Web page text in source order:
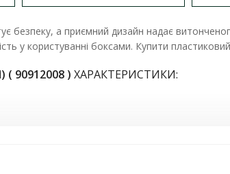
безпеку, а приємний дизайн надає
у користуванні боксами. Купити
( 90912008 ) ХАРАКТЕРИСТИКИ: